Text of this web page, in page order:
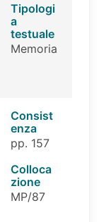
Tipologi
a
testuale
Memoria
Consist
enza
pp. 157
Colloca
zione
MP/87